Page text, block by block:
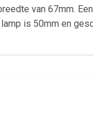
van 67mm.
is 50mm en